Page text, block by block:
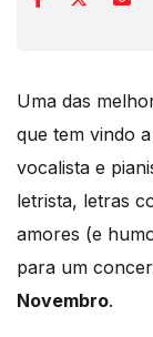
Uma das
que tem vindo
vocalista e
letrista, letras
amores (e
para um
Novembro.